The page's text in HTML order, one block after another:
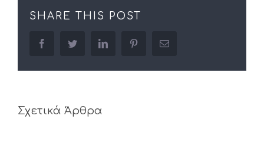
SHARE THIS POST
facebooktwitter linkedin pinterestEmail
Σχετικά Άρθρα